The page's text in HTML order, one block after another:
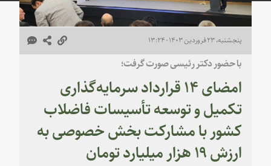
پنجشنبه، ۲۳ فروردین ۱۴۰۳ - ۱۳:۲۴
با حضور دکتر رئیسی صورت گرفت؛
امضای ۱۴ قرارداد سرمایه‌گذاری
تکمیل و توسعه تأسیسات فاضلاب
کشور با مشارکت بخش خصوصی به
ارزش ۱۹ هزار میلیارد تومان